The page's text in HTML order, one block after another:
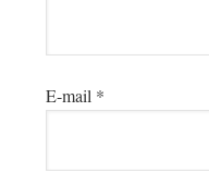
E-mail *